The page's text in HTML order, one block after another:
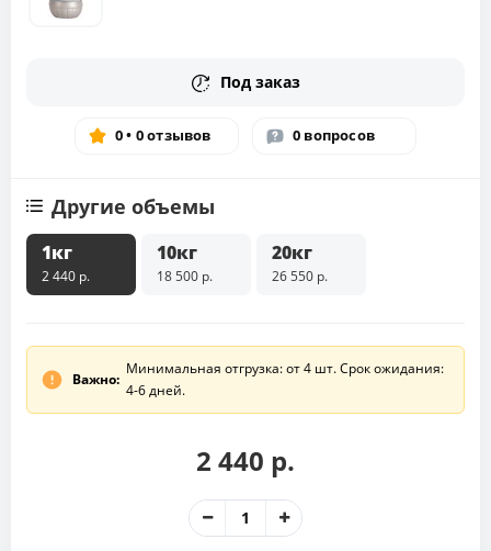
Под заказ
0 • 0 отзывов 0 вопросов
Другие объемы
1кг
2 440 р.
10кг
18 500 р.
20кг
26 550 р.
Важно:
Минимальная отгрузка: от 4 шт. Срок ожидания:
4-6 дней.
2 440 р.